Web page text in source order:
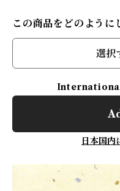
この商品をどのように
選択
日本国内